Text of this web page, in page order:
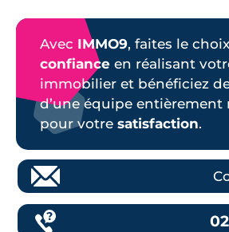
Avec IMMO9, faites le
confiance en réalisant
immobilier et bénéficiez
d’une équipe entièrement
pour votre satisfaction.